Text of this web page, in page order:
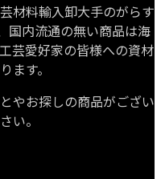
材料輸入卸大手のがらす
国内流通の無い商品は海
芸愛好家の皆様への資材
ます。
やお探しの商品がござい
い。